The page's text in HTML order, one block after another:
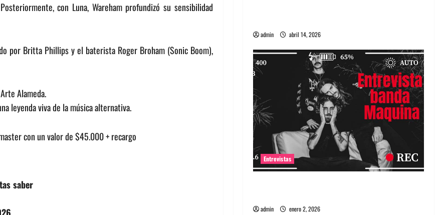
con Luna, Wareham profundizó su sensibilidad
por Britta Phillips y el baterista Roger Broham (Sonic Boom),
Alameda.
leyenda viva de la música alternativa.
con un valor de $45.000 + recargo
saber
admin abril 14, 2026
Entrevistas
admin enero 2, 2026